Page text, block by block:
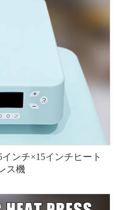
ンチ×15インチヒート
ス機